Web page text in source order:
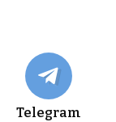
Telegram